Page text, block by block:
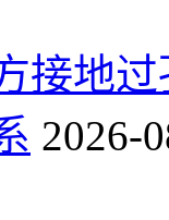
接地
2026-